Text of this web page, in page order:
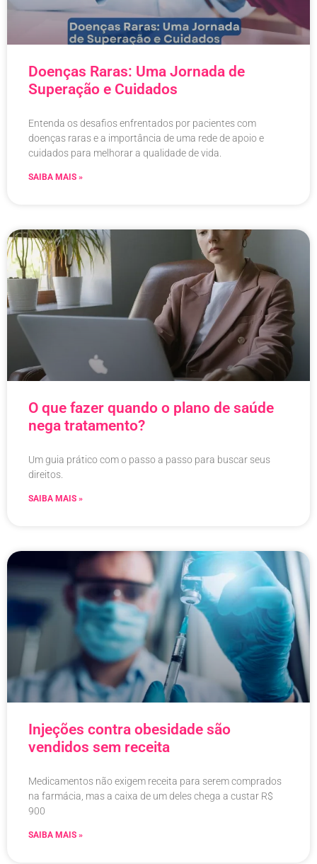
Doenças Raras: Uma Jornada de
Superação e Cuidados
Entenda os desafios enfrentados por pacientes com
doenças raras e a importância de uma rede de apoio e
cuidados para melhorar a qualidade de vida.
SAIBA MAIS »
O que fazer quando o plano de saúde
nega tratamento?
Um guia prático com o passo a passo para buscar seus
direitos.
SAIBA MAIS »
Injeções contra obesidade são
vendidos sem receita
Medicamentos não exigem receita para serem comprados
na farmácia, mas a caixa de um deles chega a custar R$
900
SAIBA MAIS »